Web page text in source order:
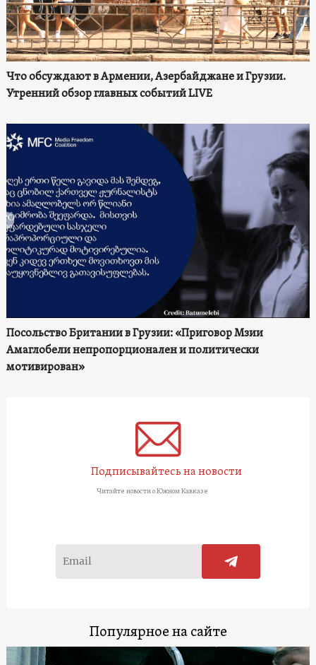
Что обсуждают в Армении, Азербайджане и Грузии.
Утренний обзор главных событий LIVE
Посольство Британии в Грузии: «Приговор Мзии
Амаглобели непропорционален и политически
мотивирован»
Подписывайтесь на новости
Читайте новости о Южном Кавказе
Популярное на сайте